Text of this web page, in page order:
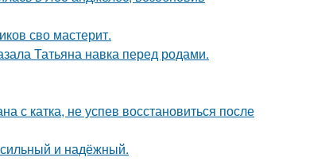
сво мастерит.
Татьяна навка перед родами.
с катка, не успев восстановиться после
и надёжный.